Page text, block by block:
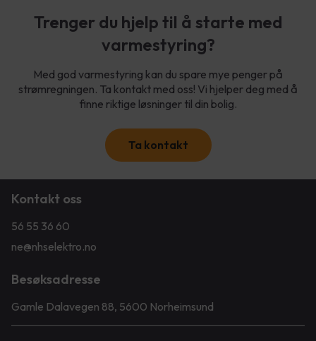
Trenger du hjelp til å starte med
varmestyring?
Med god varmestyring kan du spare mye penger på
strømregningen. Ta kontakt med oss! Vi hjelper deg med å
finne riktige løsninger til din bolig.
Ta kontakt
Kontakt oss
56 55 36 60
ne@nhselektro.no
Besøksadresse
Gamle Dalavegen 88, 5600 Norheimsund